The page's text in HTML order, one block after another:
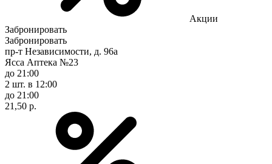
Акции
Забронировать
Забронировать
пр-т Независимости, д. 96а
Ясса Аптека №23
до 21:00
2 шт. в 12:00
до 21:00
21,50 р.